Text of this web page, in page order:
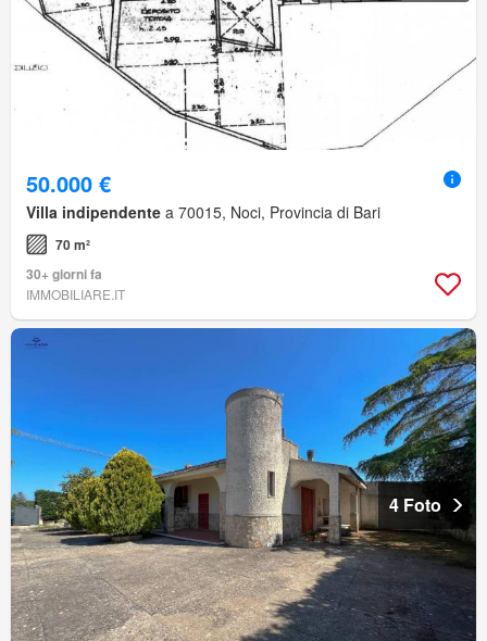
50.000 €
Villa indipendente a 70015, Noci, Provincia di Bari
70 m²
30+ giorni fa
IMMOBILIARE.IT
4 Foto